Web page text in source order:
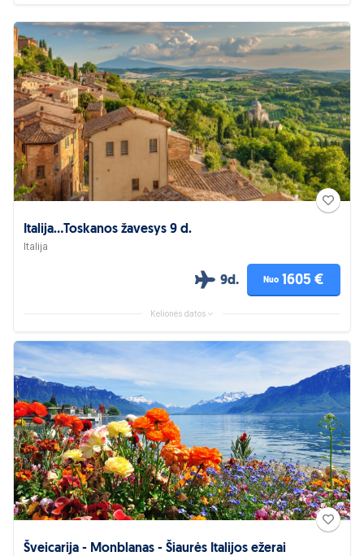
Italija...Toskanos žavesys 9 d.
Italija
9d. Nuo 1605 €
Kelionės datos
Šveicarija - Monblanas - Šiaurės Italijos ežerai